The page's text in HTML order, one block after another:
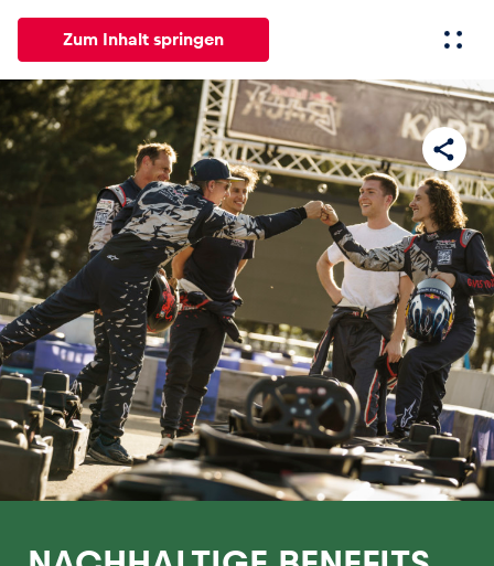
Zum Inhalt springen
Alle News Events Erlebnisse Seiten
News
Alle anzeigen
Events
Alle anzeigen